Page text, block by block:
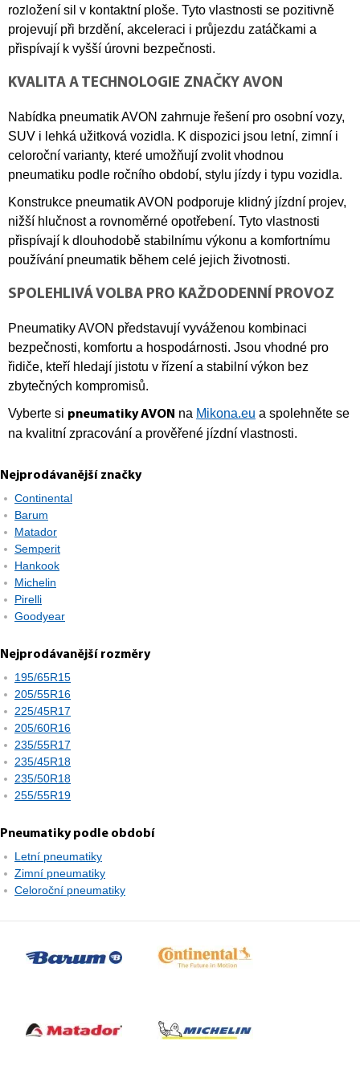
rozložení sil v kontaktní ploše. Tyto vlastnosti se pozitivně
projevují při brzdění, akceleraci i průjezdu zatáčkami a
přispívají k vyšší úrovni bezpečnosti.
KVALITA A TECHNOLOGIE ZNAČKY AVON
Nabídka pneumatik AVON zahrnuje řešení pro osobní vozy,
SUV i lehká užitková vozidla. K dispozici jsou letní, zimní i
celoroční varianty, které umožňují zvolit vhodnou
pneumatiku podle ročního období, stylu jízdy i typu vozidla.
Konstrukce pneumatik AVON podporuje klidný jízdní projev,
nižší hlučnost a rovnoměrné opotřebení. Tyto vlastnosti
přispívají k dlouhodobě stabilnímu výkonu a komfortnímu
používání pneumatik během celé jejich životnosti.
SPOLEHLIVÁ VOLBA PRO KAŽDODENNÍ PROVOZ
Pneumatiky AVON představují vyváženou kombinaci
bezpečnosti, komfortu a hospodárnosti. Jsou vhodné pro
řidiče, kteří hledají jistotu v řízení a stabilní výkon bez
zbytečných kompromisů.
Vyberte si pneumatiky AVON na Mikona.eu a spolehněte se
na kvalitní zpracování a prověřené jízdní vlastnosti.
Nejprodávanější značky
Continental
Barum
Matador
Semperit
Hankook
Michelin
Pirelli
Goodyear
Nejprodávanější rozměry
195/65R15
205/55R16
225/45R17
205/60R16
235/55R17
235/45R18
235/50R18
255/55R19
Pneumatiky podle období
Letní pneumatiky
Zimní pneumatiky
Celoroční pneumatiky